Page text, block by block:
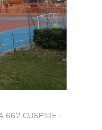
662 CUSPIDE –